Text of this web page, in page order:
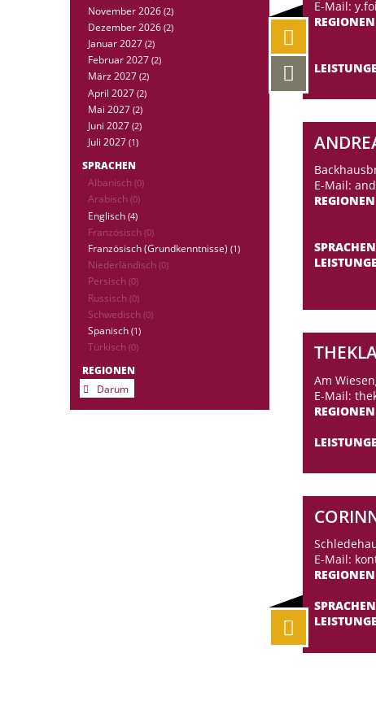
November 2026 (2)
Dezember 2026 (2)
Januar 2027 (2)
Februar 2027 (2)
März 2027 (2)
April 2027 (2)
Mai 2027 (2)
Juni 2027 (2)
Juli 2027 (1)
SPRACHEN
Albanisch (0)
Arabisch (0)
Englisch (4)
Französisch (0)
Französisch (Grundkenntnisse) (1)
Niederländisch (0)
Persisch (0)
Russisch (0)
Schwedisch (0)
Spanisch (1)
Türkisch (0)
REGIONEN
Darum
E-Mail:
REGIONEN
E-Mail:
REGIONEN
SPRACHEN
Am
E-Mail:
REGIONEN
E-Mail:
REGIONEN
SPRACHEN